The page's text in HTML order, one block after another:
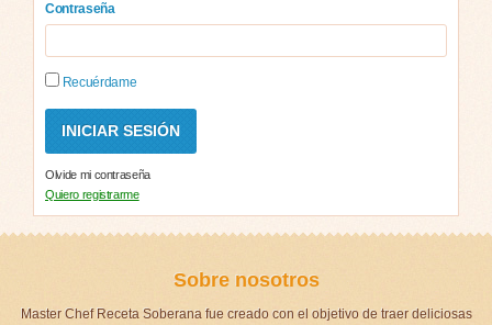
Contraseña
Recuérdame
Olvide mi contraseña
Quiero registrarme
Sobre nosotros
Master Chef Receta Soberana fue creado con el objetivo de traer deliciosas